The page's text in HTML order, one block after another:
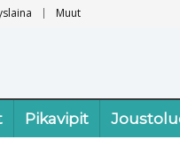
Muut
Pikavipit